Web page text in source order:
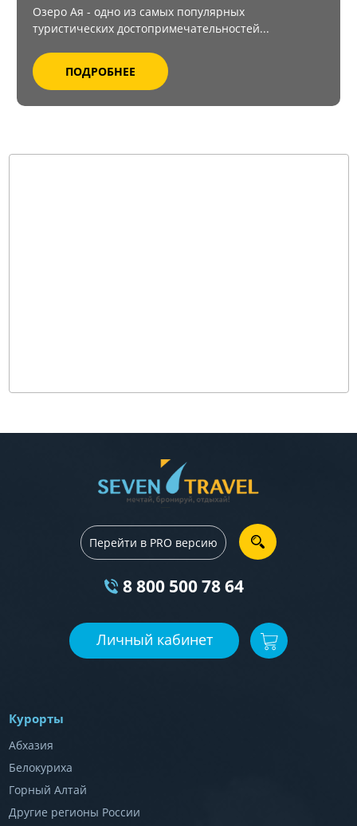
Озеро Ая - одно из самых популярных
туристических достопримечательностей...
ПОДРОБНЕЕ
Перейти в PRO версию
8 800 500 78 64
Личный кабинет
Курорты
Абхазия
Белокуриха
Горный Алтай
Другие регионы России